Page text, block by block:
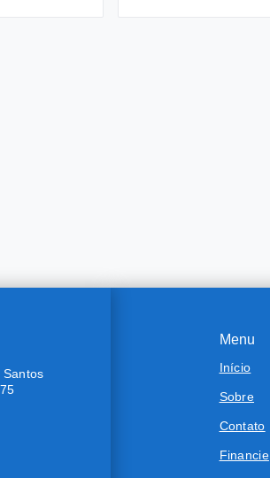
Menu
Início
Sobre
Contato
Financie
Santos